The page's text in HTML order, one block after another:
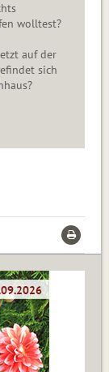
wolltest?
auf der
sich